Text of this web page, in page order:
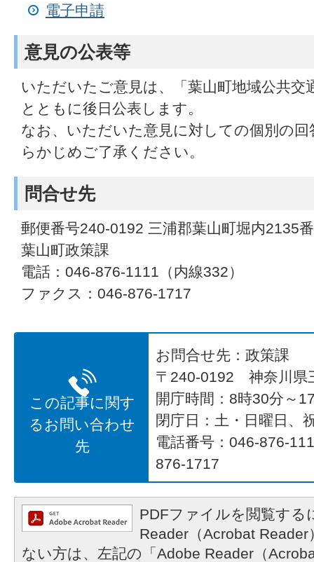
電子申請
意見の公表等
いただいたご意見は、「葉山町地域公共交
とともに後日公表します。
なお、いただいた意見に対しての個別の
らかじめご了承ください。
問合せ先
郵便番号240-0192 三浦郡葉山町堀内2135
葉山町政策課
電話：046-876-1111（内線332）
ファクス：046-876-1717
この記事に関す
るお問い合わせ
先
お問合せ先：政策課
〒240-0192 神奈川県
開庁時間：8時30分～
閉庁日：土・日曜日、
電話番号：046-876-
876-1717
PDFファイルを閲覧する
Reader（Acrobat
ない方は、左記の「Adobe Reader（